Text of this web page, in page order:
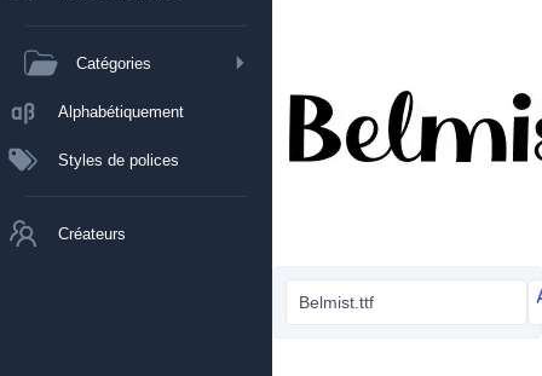
Catégories
Alphabétiquement
Styles de polices
Créateurs
Belmist.ttf